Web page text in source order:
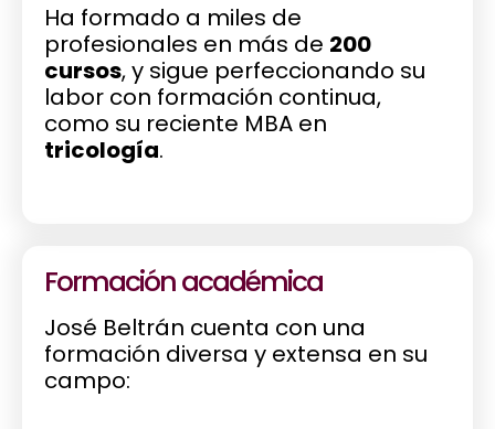
Ha formado a miles de
profesionales en más de 200
cursos, y sigue perfeccionando su
labor con formación continua,
como su reciente MBA en
tricología.
Formación académica
José Beltrán cuenta con una
formación diversa y extensa en su
campo: